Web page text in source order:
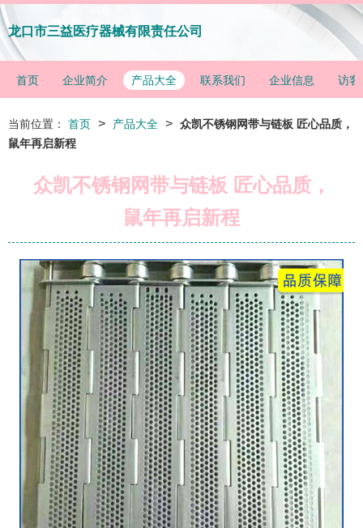
龙口市三益医疗器械有限责任公司
首页 企业简介 产品大全 联系我们 企业信息 访客
当前位置： 首页 > 产品大全 > 众凯不锈钢网带与链板 匠心品质，
鼠年再启新程
众凯不锈钢网带与链板 匠心品质，
鼠年再启新程